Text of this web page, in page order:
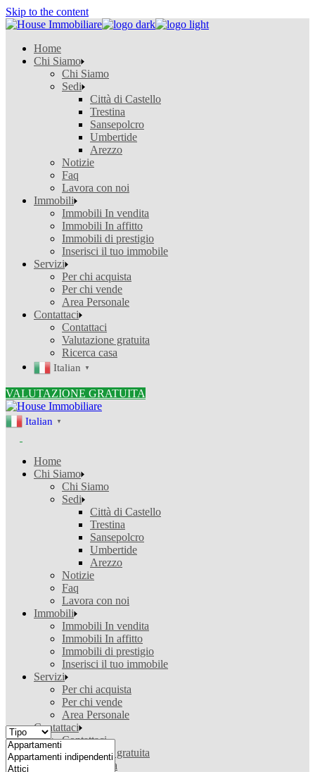
Skip to the content
Home
Chi Siamo
Chi Siamo
Sedi
Città di Castello
Trestina
Sansepolcro
Umbertide
Arezzo
Notizie
Faq
Lavora con noi
Immobili
Immobili In vendita
Immobili In affitto
Immobili di prestigio
Inserisci il tuo immobile
Servizi
Per chi acquista
Per chi vende
Area Personale
Contattaci
Contattaci
Valutazione gratuita
Ricerca casa
Italian ▼
VALUTAZIONE GRATUITA
Italian ▼
Home
Chi Siamo
Chi Siamo
Sedi
Città di Castello
Trestina
Sansepolcro
Umbertide
Arezzo
Notizie
Faq
Lavora con noi
Immobili
Immobili In vendita
Immobili In affitto
Immobili di prestigio
Inserisci il tuo immobile
Servizi
Per chi acquista
Per chi vende
Area Personale
Contattaci
Contattaci
Valutazione gratuita
Ricerca casa